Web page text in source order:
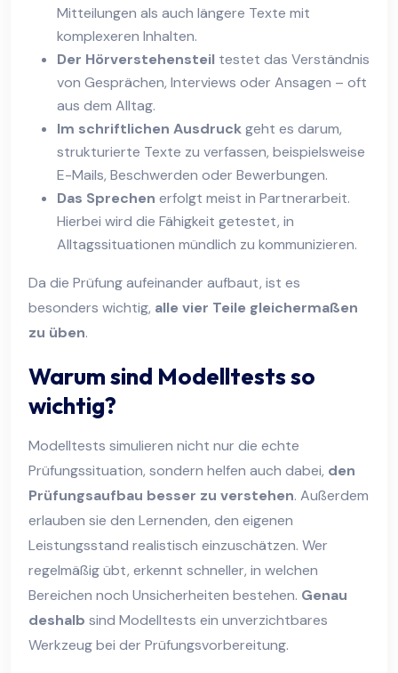
Mitteilungen als auch längere Texte mit
komplexeren Inhalten.
Der Hörverstehensteil testet das Verständnis
von Gesprächen, Interviews oder Ansagen – oft
aus dem Alltag.
Im schriftlichen Ausdruckgeht es darum,
strukturierte Texte zu verfassen, beispielsweise
E-Mails, Beschwerden oder Bewerbungen.
Das Sprechen erfolgt meist in Partnerarbeit.
Hierbei wird die Fähigkeit getestet, in
Alltagssituationen mündlich zu kommunizieren.
Da die Prüfung aufeinander aufbaut, ist es
besonders wichtig, alle vier Teile gleichermaßen
zu üben.
Warum sind Modelltests so
wichtig?
Modelltests simulieren nicht nur die echte
Prüfungssituation, sondern helfen auch dabei, den
Prüfungsaufbau besser zu verstehen. Außerdem
erlauben sie den Lernenden, den eigenen
Leistungsstand realistisch einzuschätzen. Wer
regelmäßig übt, erkennt schneller, in welchen
Bereichen noch Unsicherheiten bestehen. Genau
deshalb sind Modelltests ein unverzichtbares
Werkzeug bei der Prüfungsvorbereitung.